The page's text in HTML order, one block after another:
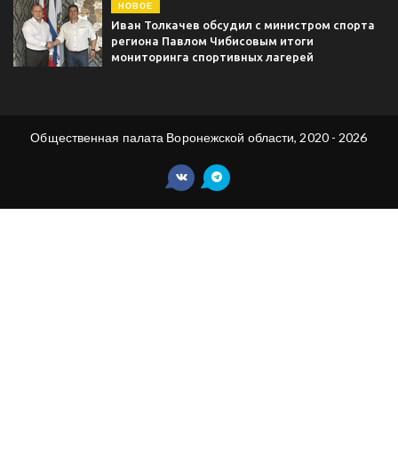
НОВОЕ
Иван Толкачев обсудил с министром спорта
региона Павлом Чибисовым итоги
мониторинга спортивных лагерей
Общественная палата Воронежской области, 2020 - 2026